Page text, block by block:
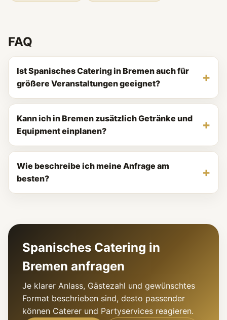
FAQ
Ist Spanisches Catering in Bremen auch für
größere Veranstaltungen geeignet?
Kann ich in Bremen zusätzlich Getränke und
Equipment einplanen?
Wie beschreibe ich meine Anfrage am
besten?
Spanisches Catering in
Bremen anfragen
Je klarer Anlass, Gästezahl und gewünschtes
Format beschrieben sind, desto passender
können Caterer und Partyservices reagieren.